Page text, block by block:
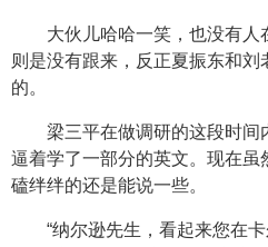
大伙儿哈哈一笑，也没有
则是没有跟来，反正夏振东和
的。
梁三平在做调研的这段时间
逼着学了一部分的英文。现在
磕绊绊的还是能说一些。
“纳尔逊先生，看起来您在